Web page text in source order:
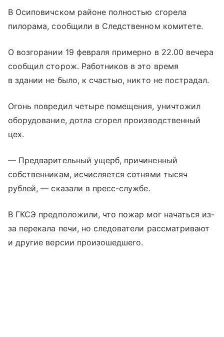
В Осиповичском районе полностью сгорела
пилорама, сообщили в Следственном комитете.
О возгорании 19 февраля примерно в 22.00 вечера
сообщил сторож. Работников в это время
в здании не было, к счастью, никто не пострадал.
Огонь повредил четыре помещения, уничтожил
оборудование, дотла сгорел производственный
цех.
— Предварительный ущерб, причиненный
собственникам, исчисляется сотнями тысяч
рублей, — сказали в пресс-службе.
В ГКСЭ предположили, что пожар мог начаться из-
за перекала печи, но следователи рассматривают
и другие версии произошедшего.